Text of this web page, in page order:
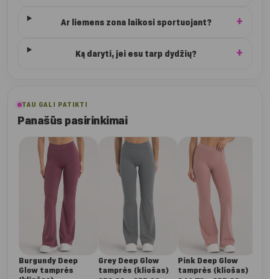
Ar liemens zona laikosi sportuojant?
Ką daryti, jei esu tarp dydžių?
TAU GALI PATIKTI
Panašūs pasirinkimai
Burgundy Deep
Glow tamprės
Grey Deep Glow
tamprės (kliošas)
Pink Deep Glow
tamprės (kliošas)